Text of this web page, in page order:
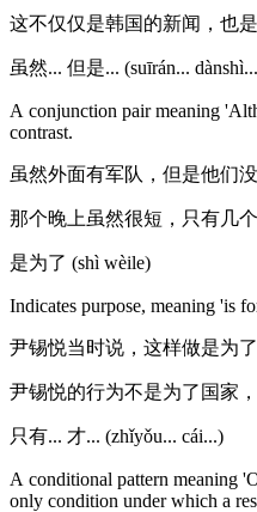
这不仅仅是韩国的新闻，也
虽然... 但是... (suīrán...
A conjunction pair meaning
contrast.
虽然外面有军队，但是他们没
那个晚上虽然很短，只有几
是为了 (shì wèile)
Indicates purpose, meaning 'is
尹锡悦当时说，这样做是为了
尹锡悦的行为不是为了国家
只有... 才... (zhǐyǒu... cái...)
A conditional pattern meaning
only condition under which a